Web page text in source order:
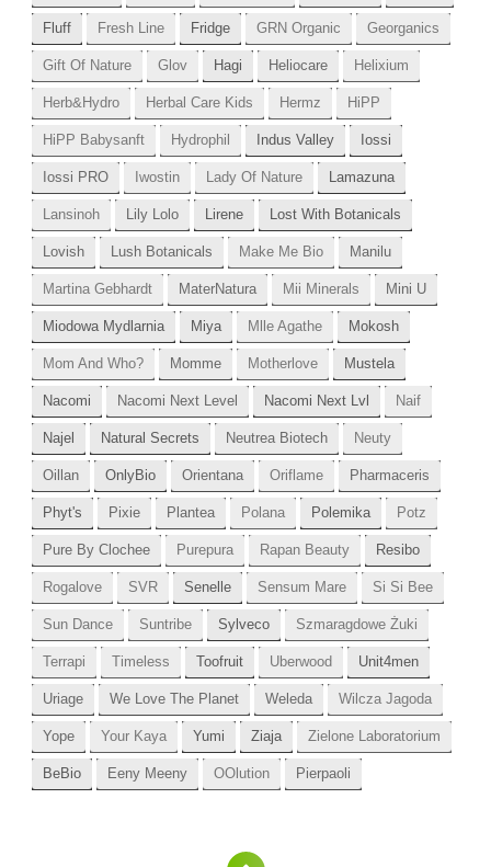
Fluff Fresh Line Fridge GRN Organic Georganics
Gift Of Nature Glov Hagi Heliocare Helixium
Herb&Hydro Herbal Care Kids Hermz HiPP
HiPP Babysanft Hydrophil Indus Valley Iossi
Iossi PRO Iwostin Lady Of Nature Lamazuna
Lansinoh Lily Lolo Lirene Lost With Botanicals
Lovish Lush Botanicals Make Me Bio Manilu
Martina Gebhardt MaterNatura Mii Minerals Mini U
Miodowa Mydlarnia Miya Mlle Agathe Mokosh
Mom And Who? Momme Motherlove Mustela
Nacomi Nacomi Next Level Nacomi Next Lvl Naif
Najel Natural Secrets Neutrea Biotech Neuty
Oillan OnlyBio Orientana Oriflame Pharmaceris
Phyt's Pixie Plantea Polana Polemika Potz
Pure By Clochee Purepura Rapan Beauty Resibo
Rogalove SVR Senelle Sensum Mare Si Si Bee
Sun Dance Suntribe Sylveco Szmaragdowe Żuki
Terrapi Timeless Toofruit Uberwood Unit4men
Uriage We Love The Planet Weleda Wilcza Jagoda
Yope Your Kaya Yumi Ziaja Zielone Laboratorium
BeBio Eeny Meeny OOlution Pierpaoli